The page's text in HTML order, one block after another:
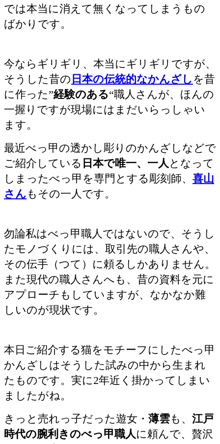
では本当に消えて無くなってしまうもの
ばかりです。
今ならギリギリ、本当にギリギリですが、
そうした昔の 日本の伝統的なかんざし を昔
に作った”経験のある“職人さんが、ほんの
一握りですが現場にはまだいらっしゃい
ます。
最近べっ甲の透かし彫りのかんざしなどで
ご紹介している 日本で唯一、一人となって
しまったべっ甲を専門とする彫刻師、 喜山
さん もその一人です。
勿論私はべっ甲職人ではないので、そうし
たモノづくりには、取引先の職人さんや、
その伝手（つて）に頼るしかありません。
また現代の職人さんへも、昔の資料を元に
アプローチもしていますが、なかなか難
しいのが現状です。
本日ご紹介する猫をモチーフにしたべっ甲
かんざしはそうした試みの中から生まれ
たものです。実に2年近く掛かってしまい
ましたがね。
きっと売れっ子だった遊女・ 薄雲も、 江戸
時代の腕利きのべっ甲職人に頼んで、贅沢